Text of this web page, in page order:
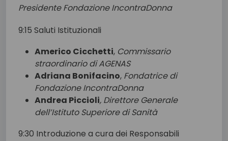
Presidente Fondazione IncontraDonna
9:15 Saluti Istituzionali
Americo Cicchetti, Commissario
straordinario diAGENAS
Adriana Bonifacino, Fondatrice di
Fondazione IncontraDonna
Andrea Piccioli, Direttore Generale
dell’Istituto Superiore di Sanità
9:30 Introduzione a cura dei Responsabili